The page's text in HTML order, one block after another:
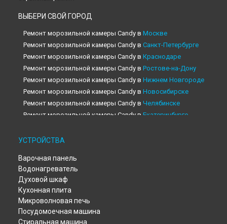
ВЫБЕРИ СВОЙ ГОРОД
Ремонт морозильной камеры Candy в Москве
Ремонт морозильной камеры Candy в Санкт-Петербурге
Ремонт морозильной камеры Candy в Краснодаре
Ремонт морозильной камеры Candy в Ростове-на-Дону
Ремонт морозильной камеры Candy в Нижнем Новгороде
Ремонт морозильной камеры Candy в Новосибирске
Ремонт морозильной камеры Candy в Челябинске
Ремонт морозильной камеры Candy в Екатеринбурге
Ремонт морозильной камеры Candy в
Ремонт морозильной камеры Candy в
Ремонт морозильной камеры Candy в
Ремонт морозильной камеры Candy в
Ремонт морозильной камеры Candy в
Ремонт морозильной камеры Candy в
Ремонт морозильной камеры Candy в
УСТРОЙСТВА
Варочная панель
Водонагреватель
Духовой шкаф
Кухонная плита
Микроволновая печь
Посудомоечная машина
Стиральная машина